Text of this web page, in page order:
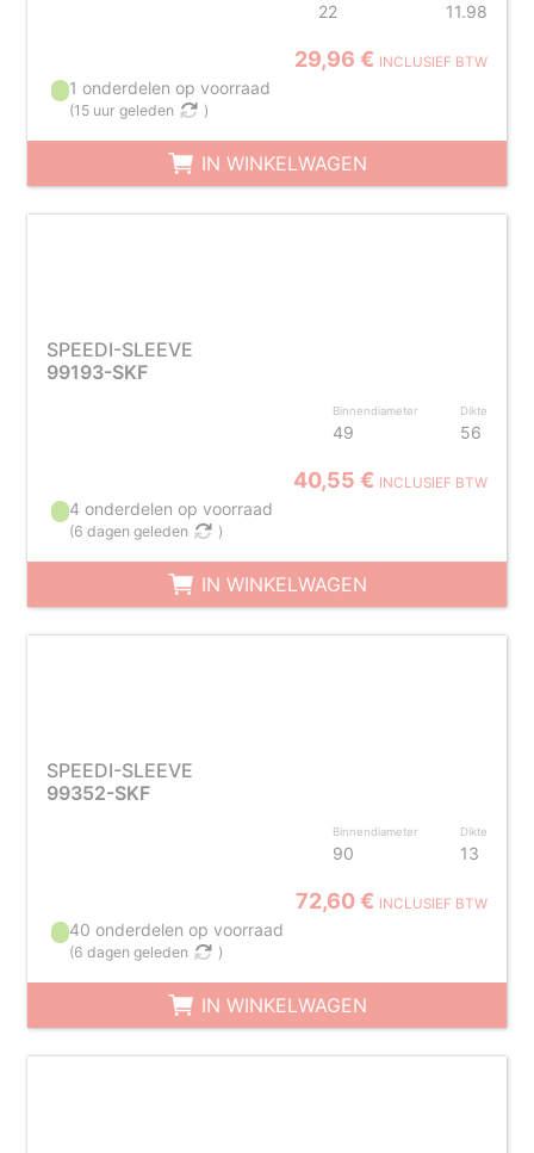
22 11.98
29,96 € INCLUSIEF BTW
1 onderdelen op voorraad
(15 uur geleden )
IN WINKELWAGEN
SPEEDI-SLEEVE
99193-SKF
Binnendiameter
49
Dikte
56
40,55 € INCLUSIEF BTW
4 onderdelen op voorraad
(6 dagen geleden )
IN WINKELWAGEN
SPEEDI-SLEEVE
99352-SKF
Binnendiameter
90
Dikte
13
72,60 € INCLUSIEF BTW
40 onderdelen op voorraad
(6 dagen geleden )
IN WINKELWAGEN